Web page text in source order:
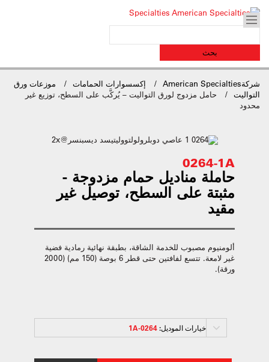
شركةAmerican Specialties إكسسوارات الحمامات
موزعات ورق
التواليت
حامل مزدوج لورق التواليت – يُركَّب على السطح، توزيع غير
محدود
0264-1A
حاملة مناديل حمام مزدوجة -
مثبتة على السطح، توصيل غير
مقيد
ألومنيوم مصبوب للخدمة الشاقة، بطبقة نهائية رمادية فضية
غير لامعة. تتسع لفافتين حتى قطر 6 بوصة (150 مم) (2000
ورقة).
خيارات الموديل:0264-1A